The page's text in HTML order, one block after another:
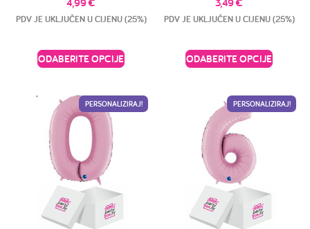
PDV JE UKLJUČEN U CIJENU (25%)
ODABERITE OPCIJE
PDV JE UKLJUČEN U CIJENU (25%)
ODABERITE OPCIJE
PERSONALIZIRAJ! PERSONALIZIRAJ!